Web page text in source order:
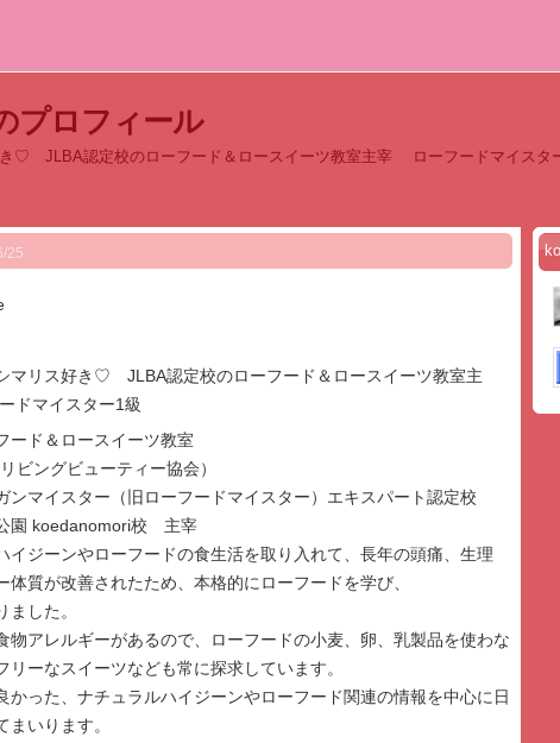
プロフィール
き♡ JLBA認定校のローフード＆ロースイーツ教室主宰 ローフードマイスタ
25
マリス好き♡ JLBA認定校のローフード＆ロースイーツ教室主
マイスター1級
ード＆ロースイーツ教室
ビングビューティー協会）
ンマイスター（旧ローフードマイスター）エキスパート認定校
園 koedanomori校 主宰
イジーンやローフードの食生活を取り入れて、長年の頭痛、生理
体質が改善されたため、本格的にローフードを学び、
ました。
物アレルギーがあるので、ローフードの小麦、卵、乳製品を使わな
リーなスイーツなども常に探求しています。
かった、ナチュラルハイジーンやローフード関連の情報を中心に日
まいります。